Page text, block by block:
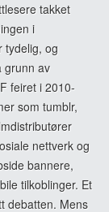
takket
i
tydelig, og
grunn av
feiret i 2010-
som tumblr,
nettverk og
bannere,
tilkoblinger. Et
debatten. Mens